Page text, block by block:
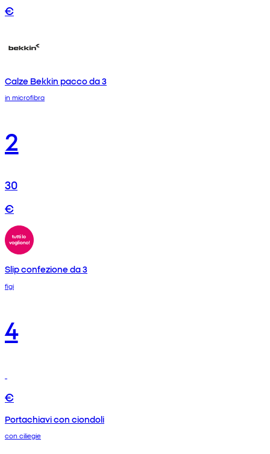
€
Calze Bekkin pacco da 3
in microfibra
2
30
€
Slip confezione da 3
figi
4
€
Portachiavi con ciondoli
con ciliegie